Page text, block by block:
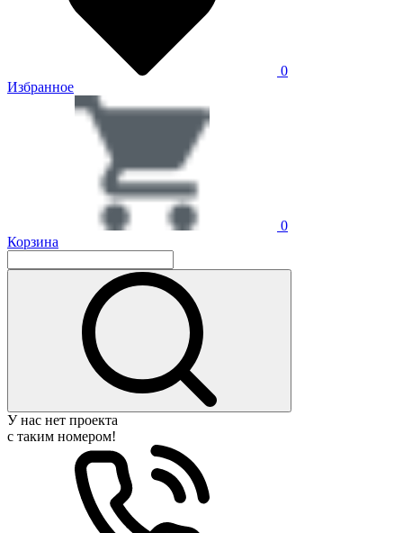
0
Избранное
0
Корзина
У нас нет проекта
с таким номером!